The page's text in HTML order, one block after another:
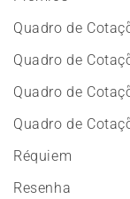
Quadro de
Quadro de
Quadro de
Quadro de
Réquiem
Resenha